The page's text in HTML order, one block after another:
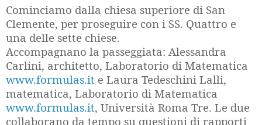
Cominciamo dalla chiesa superiore di San
Clemente, per proseguire con i SS. Quattro e
una delle sette chiese.
Accompagnano la passeggiata: Alessandra
Carlini, architetto, Laboratorio di Matematica
www.formulas.it e Laura Tedeschini Lalli,
matematica, Laboratorio di Matematica
www.formulas.it, Università Roma Tre. Le due
collaborano da tempo su questioni di rapporti